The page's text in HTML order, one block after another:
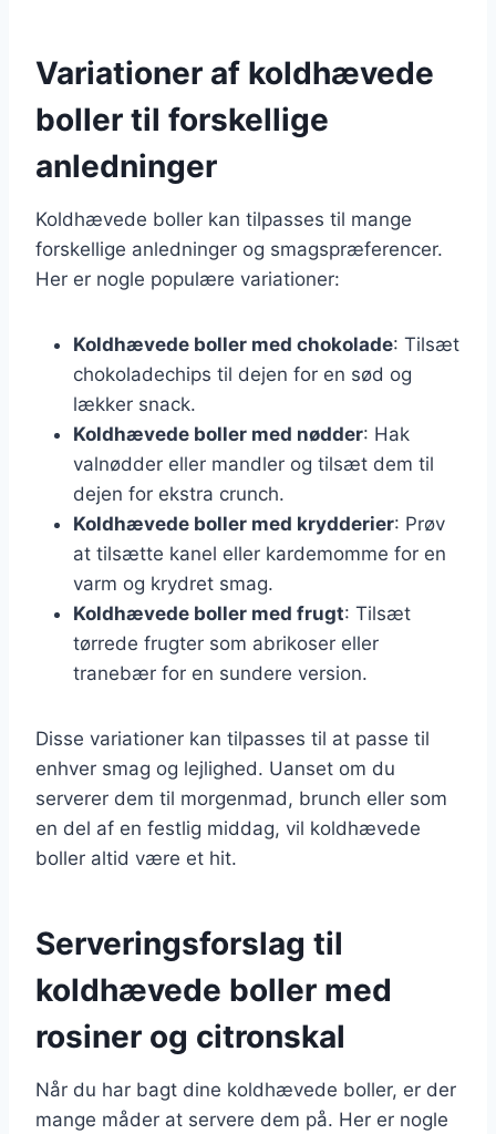
Variationer af koldhævede
boller til forskellige
anledninger
Koldhævede boller kan tilpasses til mange
forskellige anledninger og smagspræferencer.
Her er nogle populære variationer:
Koldhævede boller med chokolade: Tilsæt
chokoladechips til dejen for en sød og
lækker snack.
Koldhævede boller med nødder: Hak
valnødder eller mandler og tilsæt dem til
dejen for ekstra crunch.
Koldhævede boller med krydderier: Prøv
at tilsætte kanel eller kardemomme for en
varm og krydret smag.
Koldhævede boller med frugt: Tilsæt
tørrede frugter som abrikoser eller
tranebær for en sundere version.
Disse variationer kan tilpasses til at passe til
enhver smag og lejlighed. Uanset om du
serverer dem til morgenmad, brunch eller som
en del af en festlig middag, vil koldhævede
boller altid være et hit.
Serveringsforslag til
koldhævede boller med
rosiner og citronskal
Når du har bagt dine koldhævede boller, er der
mange måder at servere dem på. Her er nogle